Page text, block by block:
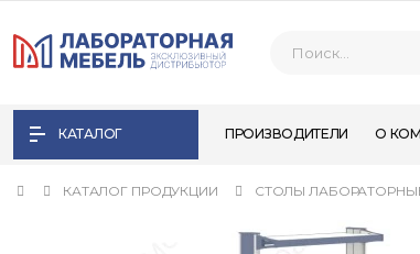
КАТАЛОГ ПРОИЗВОДИТЕЛИ О
КАТАЛОГ ПРОДУКЦИИ СТОЛЫ